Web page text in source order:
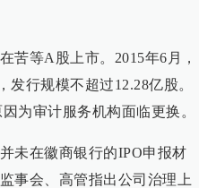
苦等A股上市。2015年6月，
行规模不超过12.28亿股。
为审计服务机构面临更换。
未在徽商银行的IPO申报材
事会、高管指出公司治理上